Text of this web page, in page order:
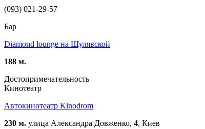
(093) 021-29-57
Бар
Diamond lounge на Шулявской
188 м.
Достопримечательность
Кинотеатр
Автокинотеатр Kinodrom
230 м. улица Александра Довженко, 4, Киев